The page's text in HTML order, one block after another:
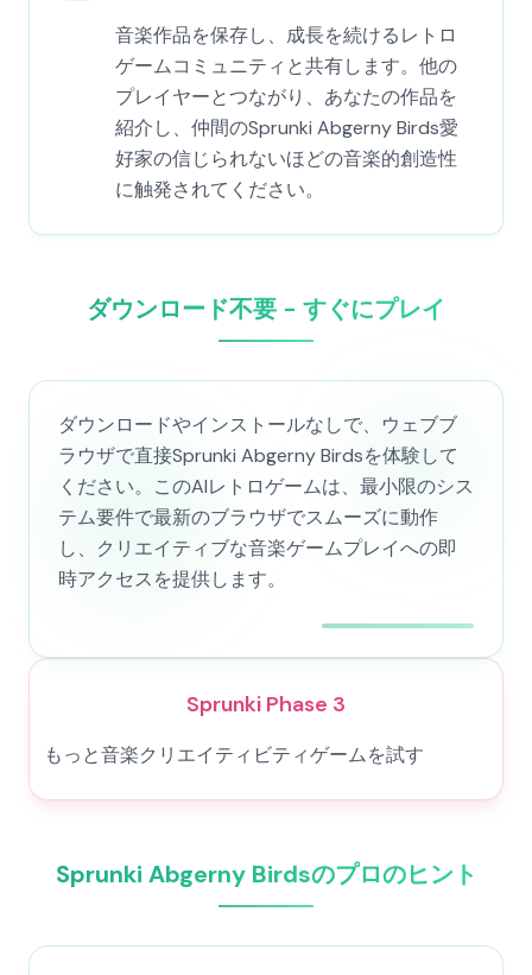
音楽作品を保存し、成長を続けるレトロ
ゲームコミュニティと共有します。他の
プレイヤーとつながり、あなたの作品を
紹介し、仲間のSprunki Abgerny Birds愛
好家の信じられないほどの音楽的創造性
に触発されてください。
ダウンロード不要 - すぐにプレイ
ダウンロードやインストールなしで、ウェブブ
ラウザで直接Sprunki Abgerny Birdsを体験して
ください。このAIレトロゲームは、最小限のシス
テム要件で最新のブラウザでスムーズに動作
し、クリエイティブな音楽ゲームプレイへの即
時アクセスを提供します。
Sprunki Phase 3
もっと音楽クリエイティビティゲームを試す
Sprunki Abgerny Birdsのプロのヒント